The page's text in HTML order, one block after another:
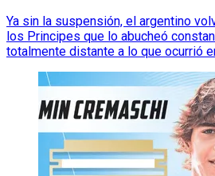
Ya sin la suspensión, el argentino
los Principes que lo abucheó
totalmente distante a lo que ocurrió